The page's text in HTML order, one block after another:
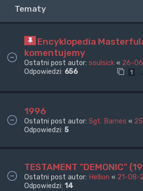
Tematy
Encyklopedia
komentujemy
Ostatni post autor: soulsick « 26-
Odpowiedzi: 656 1
1996
Ostatni post autor: Sgt. Barnes «
Odpowiedzi: 5
TESTAMENT "DEMONIC"
Ostatni post autor: Hellion « 21-08-
Odpowiedzi: 14